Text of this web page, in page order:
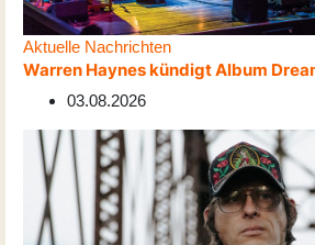
Aktuelle Nachrichten
Warren Haynes kündigt Album
03.08.2026